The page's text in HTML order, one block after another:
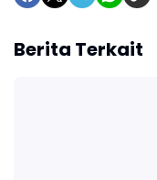
Berita Terkait